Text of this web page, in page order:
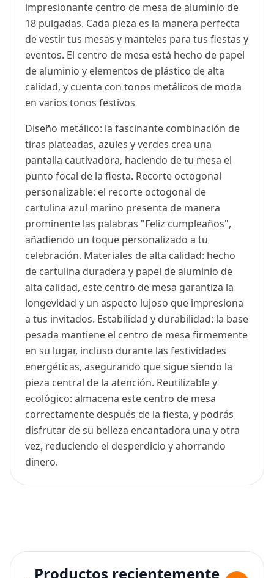
impresionante centro de mesa de aluminio de
18 pulgadas. Cada pieza es la manera perfecta
de vestir tus mesas y manteles para tus fiestas y
eventos. El centro de mesa está hecho de papel
de aluminio y elementos de plástico de alta
calidad, y cuenta con tonos metálicos de moda
en varios tonos festivos
Diseño metálico: la fascinante combinación de
tiras plateadas, azules y verdes crea una
pantalla cautivadora, haciendo de tu mesa el
punto focal de la fiesta. Recorte octogonal
personalizable: el recorte octogonal de
cartulina azul marino presenta de manera
prominente las palabras "Feliz cumpleaños",
añadiendo un toque personalizado a tu
celebración. Materiales de alta calidad: hecho
de cartulina duradera y papel de aluminio de
alta calidad, este centro de mesa garantiza la
longevidad y un aspecto lujoso que impresiona
a tus invitados. Estabilidad y durabilidad: la base
pesada mantiene el centro de mesa firmemente
en su lugar, incluso durante las festividades
energéticas, asegurando que sigue siendo la
pieza central de la atención. Reutilizable y
ecológico: almacena este centro de mesa
correctamente después de la fiesta, y podrás
disfrutar de su belleza encantadora una y otra
vez, reduciendo el desperdicio y ahorrando
dinero.
Productos recientemente